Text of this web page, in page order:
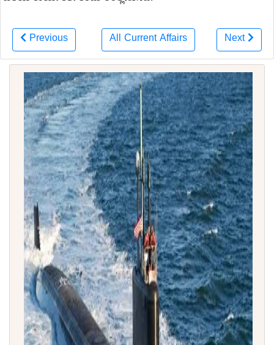
Previous All Current Affairs Next